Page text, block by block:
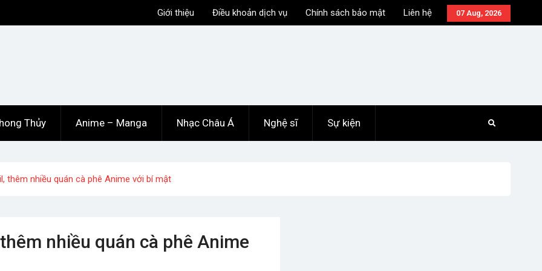
07 Aug, 2026
Giới thiệu Điều khoản dịch vụ Chính sách bảo mật Liên hệ
Thủy Anime – Manga Nhạc Châu Á Nghệ sĩ Sự kiện
thêm nhiều quán cà phê Anime với bí mật
nhiều quán cà phê Anime